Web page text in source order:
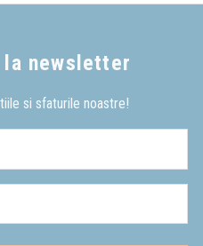
newsletter
si sfaturile noastre!